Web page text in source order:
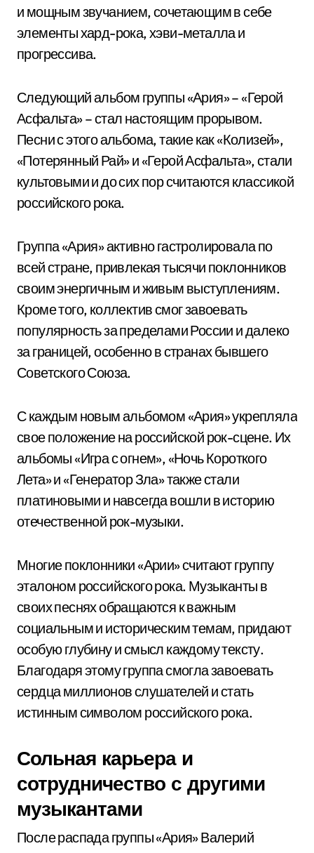
и мощным звучанием, сочетающим в себе
элементы хард-рока, хэви-металла и
прогрессива.
Следующий альбом группы «Ария» – «Герой
Асфальта» – стал настоящим прорывом.
Песни с этого альбома, такие как «Колизей»,
«Потерянный Рай» и «Герой Асфальта», стали
культовыми и до сих пор считаются классикой
российского рока.
Группа «Ария» активно гастролировала по
всей стране, привлекая тысячи поклонников
своим энергичным и живым выступлениям.
Кроме того, коллектив смог завоевать
популярность за пределами России и далеко
за границей, особенно в странах бывшего
Советского Союза.
С каждым новым альбомом «Ария» укрепляла
свое положение на российской рок-сцене. Их
альбомы «Игра с огнем», «Ночь Короткого
Лета» и «Генератор Зла» также стали
платиновыми и навсегда вошли в историю
отечественной рок-музыки.
Многие поклонники «Арии» считают группу
эталоном российского рока. Музыканты в
своих песнях обращаются к важным
социальным и историческим темам, придают
особую глубину и смысл каждому тексту.
Благодаря этому группа смогла завоевать
сердца миллионов слушателей и стать
истинным символом российского рока.
Сольная карьера и
сотрудничество с другими
музыкантами
После распада группы «Ария» Валерий